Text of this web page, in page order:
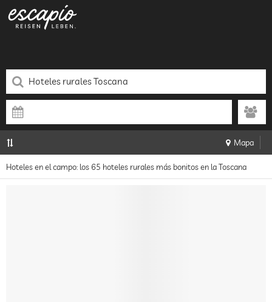
Mapa
Hoteles en el campo: los 65 hoteles rurales más bonitos en la Toscana